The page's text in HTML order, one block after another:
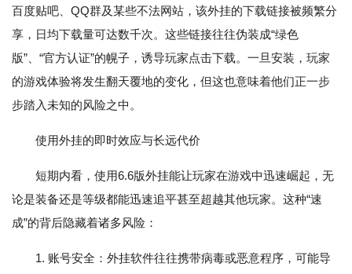
百度贴吧、QQ群及某些不法网站，该外挂的下载链接被频繁分
享，日均下载量可达数千次。这些链接往往伪装成“绿色
版”、“官方认证”的幌子，诱导玩家点击下载。一旦安装，玩家
的游戏体验将发生翻天覆地的变化，但这也意味着他们正一步
步踏入未知的风险之中。
使用外挂的即时效应与长远代价
短期内看，使用6.6版外挂能让玩家在游戏中迅速崛起，无
论是装备还是等级都能迅速追平甚至超越其他玩家。这种“速
成”的背后隐藏着诸多风险：
1. 账号安全：外挂软件往往携带病毒或恶意程序，可能导